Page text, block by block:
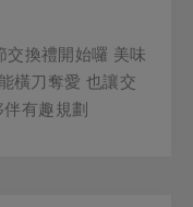
橫刀奪愛 也讓交
伴有趣規劃